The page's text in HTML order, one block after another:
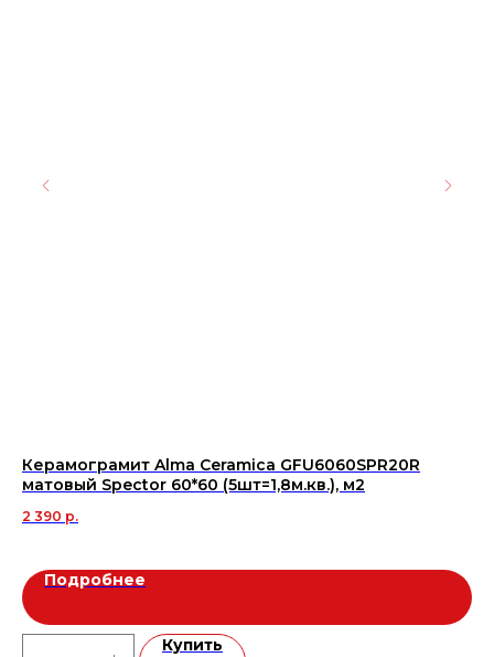
Керамограмит Alma Ceramica GFU6060SPR20R
матовый Spector 60*60 (5шт=1,8м.кв.), м2
2 390 р.
Подробнее
Купить